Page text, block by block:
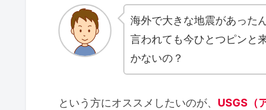
海外で大きな地震があった
言われても今ひとつピンと
かないの？
という方にオススメしたいのが、 USGS（